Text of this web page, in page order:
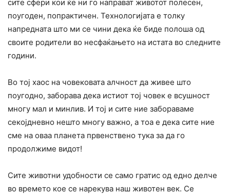
сите сфери кои ќе ни го направат животот полесен,
поугоден, попрактичен. Технологијата е толку
напредната што ми се чини дека ќе биде полоша од
своите родители во несфаќањето на истата во следните
години.
Во тој хаос на човековата алчност да живее што
поугодно, заборава дека истиот тој човек е всушност
многу мал и минлив. И тој и сите ние забораваме
секојдневно нешто многу важно, а тоа е дека сите ние
сме на оваа планета првенствено тука за да го
продолжиме видот!
Сите животни удобности се само гратис од едно делче
во времето кое се нарекува наш животен век. Се